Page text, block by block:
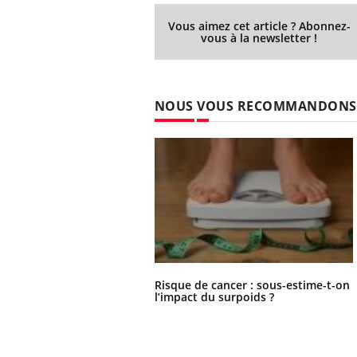
Vous aimez cet article ? Abonnez-
vous à la newsletter !
NOUS VOUS RECOMMANDONS
Risque de cancer : sous-estime-t-on
l’impact du surpoids ?
Youtube